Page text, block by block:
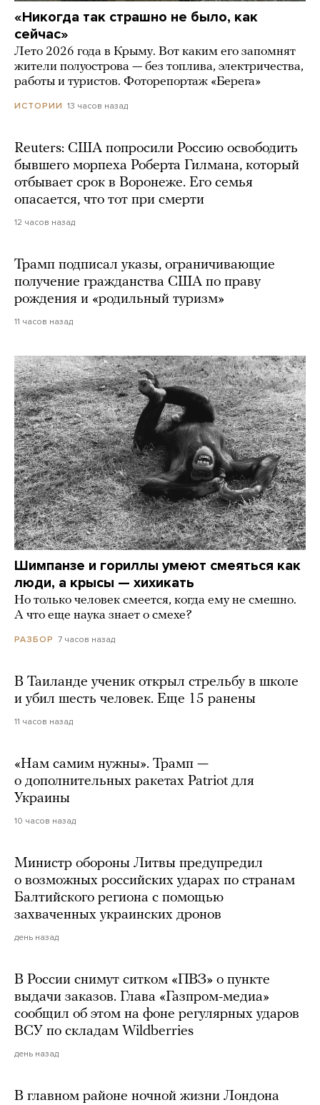
«Никогда так страшно не было, как
сейчас»
Лето 2026 года в Крыму. Вот каким его запомнят
жители полуострова — без топлива, электричества,
работы и туристов. Фоторепортаж «Берега»
ИСТОРИИ 13 часов назад
Reuters: США попросили Россию освободить
бывшего морпеха Роберта Гилмана, который
отбывает срок в Воронеже. Его семья
опасается, что тот при смерти
12 часов назад
Трамп подписал указы, ограничивающие
получение гражданства США по праву
рождения и «родильный туризм»
11 часов назад
Шимпанзе и гориллы умеют смеяться как
люди, а крысы — хихикать
Но только человек смеется, когда ему не смешно.
А что еще наука знает о смехе?
РАЗБОР 7 часов назад
В Таиланде ученик открыл стрельбу в школе
и убил шесть человек. Еще 15 ранены
11 часов назад
«Нам самим нужны». Трамп —
о дополнительных ракетах Patriot для
Украины
10 часов назад
Министр обороны Литвы предупредил
о возможных российских ударах по странам
Балтийского региона с помощью
захваченных украинских дронов
день назад
В России снимут ситком «ПВЗ» о пункте
выдачи заказов. Глава «Газпром-медиа»
сообщил об этом на фоне регулярных ударов
ВСУ по складам Wildberries
день назад
В главном районе ночной жизни Лондона